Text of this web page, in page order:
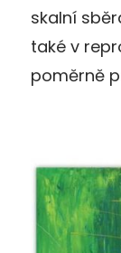
skalní
také v
poměrně